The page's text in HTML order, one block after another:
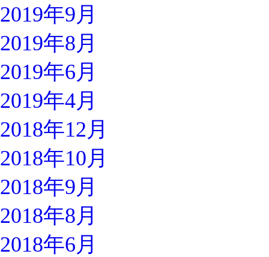
2019年9月
2019年8月
2019年6月
2019年4月
2018年12月
2018年10月
2018年9月
2018年8月
2018年6月